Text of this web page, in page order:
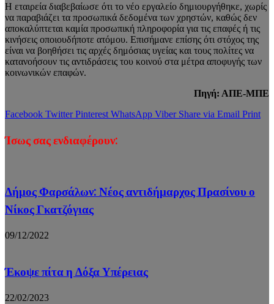
Η εταιρεία διαβεβαίωσε ότι το νέο εργαλείο δημιουργήθηκε, χωρίς
να παραβιάζει τα προσωπικά δεδομένα των χρηστών, καθώς δεν
αποκαλύπτεται καμία προσωπική πληροφορία για τις επαφές ή τις
κινήσεις οποιουδήποτε ατόμου. Επισήμανε επίσης ότι στόχος της
είναι να βοηθήσει τις αρχές δημόσιας υγείας και τους πολίτες να
κατανοήσουν τις αντιδράσεις του κοινού στα μέτρα αποφυγής των
κοινωνικών επαφών.
Πηγή: ΑΠΕ-ΜΠΕ
Facebook Twitter Pinterest WhatsApp Viber Share via Email Print
Ίσως σας ενδιαφέρουν:
Δήμος Φαρσάλων: Νέος αντιδήμαρχος Πρασίνου ο
Νίκος Γκατζόγιας
09/12/2022
Έκοψε πίτα η Δόξα Υπέρειας
22/02/2023